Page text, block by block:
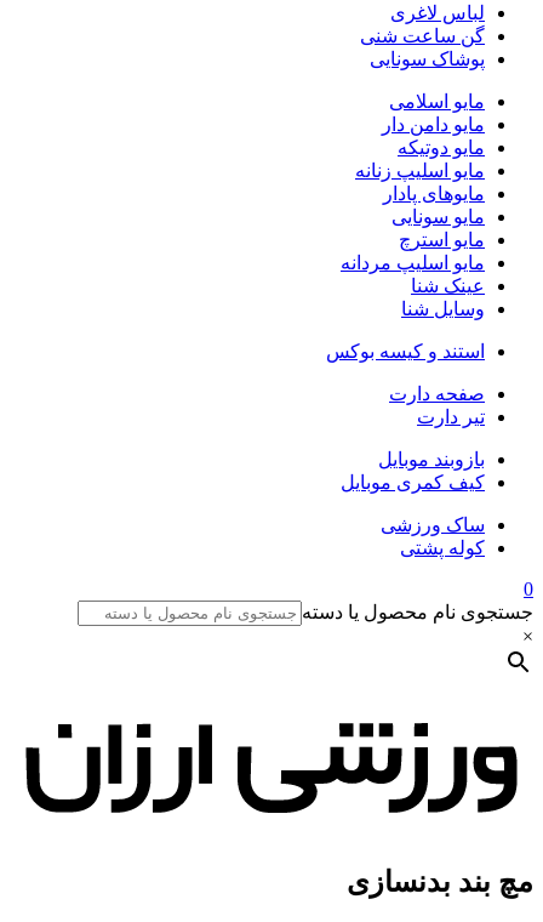
لباس لاغری
گن ساعت شنی
پوشاک سونایی
مایو اسلامی
مایو دامن دار
مایو دوتیکه
مایو اسلیپ زنانه
مایو‌های پادار
مایو سونایی
مایو استرچ
مایو اسلیپ مردانه
عینک شنا
وسایل شنا
استند و کیسه بوکس
صفحه دارت
تیر دارت
بازوبند موبایل
کیف کمری موبایل
ساک ورزشی
کوله پشتی
0
جستجوی نام محصول یا دسته
×
مچ بند بدنسازی